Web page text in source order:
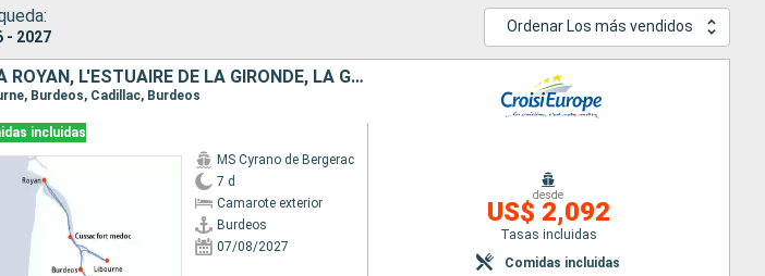
- 2027
Ordenar Los más vendidos
CROISIÈRE EN AQUITAINE DE BORDEAUX À ROYAN, L'ESTUAIRE DE LA GIRONDE, LA GARONNE ET LA DORDOGNE (FORMULE PORT-PORT)
Burdeos, Cadillac, Burdeos
incluidas
MS Cyrano de Bergerac
7 d
Camarote exterior
Burdeos
07/08/2027
desde
US$ 2,092
Tasas incluidas
Comidas incluidas